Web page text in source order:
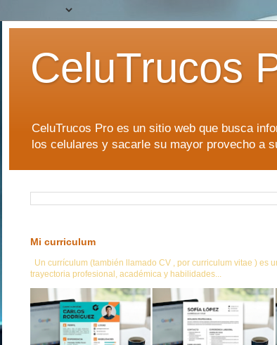
CeluTrucos
CeluTrucos Pro es un sitio web que busca
los celulares y sacarle su mayor provecho a
Mi curriculum
Un currículum (también llamado CV , por curriculum vitae ) es
trayectoria profesional, académica y habilidades...